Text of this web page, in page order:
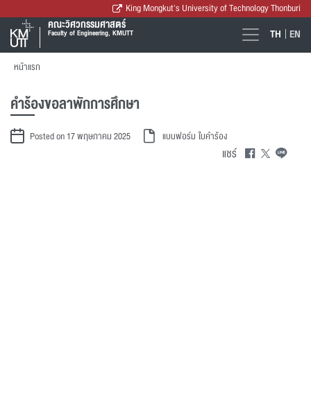
King Mongkut's University of Technology Thonburi
คณะวิศวกรรมศาสตร์
Faculty of Engineering, KMUTT TH EN
หน้าแรก
คำร้องขอลาพักการศึกษา
Posted on 17 พฤษภาคม 2025 แบบฟอร์ม ใบคำร้อง
แชร์